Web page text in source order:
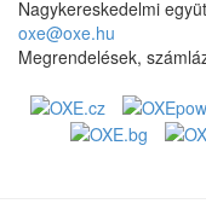
Nagykereskedelmi
oxe@oxe.hu
Megrendelések,